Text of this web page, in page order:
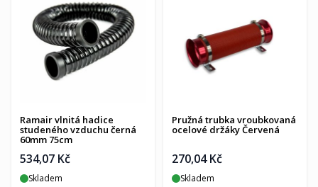
Ramair vlnitá hadice
studeného vzduchu černá
60mm 75cm
534,07 Kč
Skladem
Pružná trubka vroubkovaná
ocelové držáky Červená
270,04 Kč
Skladem